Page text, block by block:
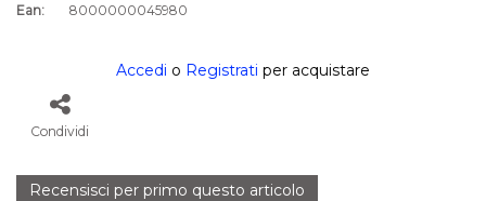
Ean: 8000000045980
Accedi o Registrati per acquistare
Condividi
Recensisci per primo questo articolo